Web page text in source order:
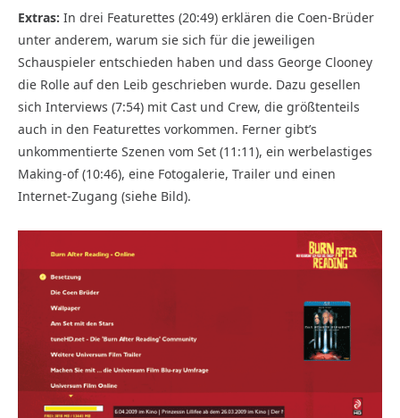
Extras: In drei Featurettes (20:49) erklären die Coen-Brüder
unter anderem, warum sie sich für die jeweiligen
Schauspieler entschieden haben und dass George Clooney
die Rolle auf den Leib geschrieben wurde. Dazu gesellen
sich Interviews (7:54) mit Cast und Crew, die größtenteils
auch in den Featurettes vorkommen. Ferner gibt’s
unkommentierte Szenen vom Set (11:11), ein werbe­lastiges
Making-of (10:46), eine Fotogalerie, Trailer und einen
Internet-Zugang (siehe Bild).